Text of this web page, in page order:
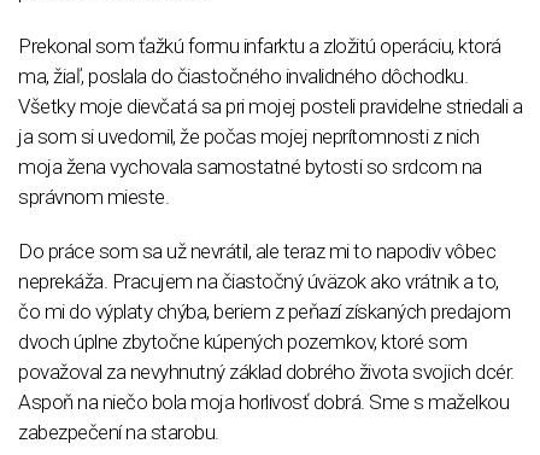
Prekonal som ťažkú formu infarktu a zložitú operáciu, ktorá
ma, žiaľ, poslala do čiastočného invalidného dôchodku.
Všetky moje dievčatá sa pri mojej posteli pravidelne striedali a
ja som si uvedomil, že počas mojej neprítomnosti z nich
moja žena vychovala samostatné bytosti so srdcom na
správnom mieste.
Do práce som sa už nevrátil, ale teraz mi to napodiv vôbec
neprekáža. Pracujem na čiastočný úväzok ako vrátnik a to,
čo mi do výplaty chýba, beriem z peňazí získaných predajom
dvoch úplne zbytočne kúpených pozemkov, ktoré som
považoval za nevyhnutný základ dobrého života svojich dcér.
Aspoň na niečo bola moja horlivosť dobrá. Sme s maželkou
zabezpečení na starobu.